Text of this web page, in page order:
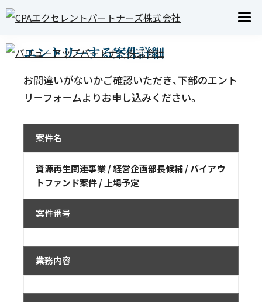
JOB INFO 求人案内
エントリーする案件詳細
お間違いがないかご確認いただき、下部のエント
リーフォームよりお申し込みください。
案件名
資源再生関連事業 / 経営企画部長候補 / バイアウ
トファンド案件 / 上場予定
案件番号
業務内容